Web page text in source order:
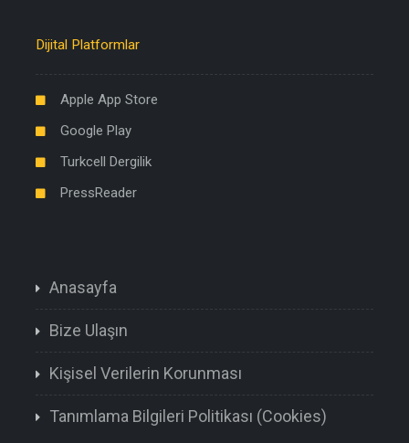
Dijital Platformlar
Apple App Store
Google Play
Turkcell Dergilik
PressReader
Anasayfa
Bize Ulaşın
Kişisel Verilerin Korunması
Tanımlama Bilgileri Politikası (Cookies)